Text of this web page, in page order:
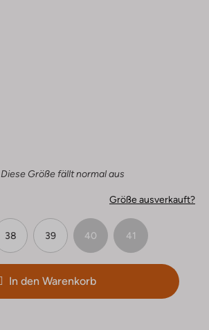
Diese Größe fällt normal aus
Größe ausverkauft?
38 39 40 41
In den Warenkorb